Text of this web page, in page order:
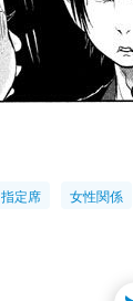
指定席 女性関係